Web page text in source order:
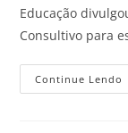
Educação
Consultivo para
Continue Lendo